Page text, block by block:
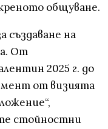
общуване.
създаване на
От
2025 г. до
от визията
стойностни